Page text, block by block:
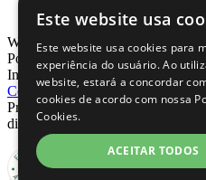
Webcontinental LTDA | Travessa
Porto Alegre - RS - CEP: 90.240-
Inscrição Estadual: 0963171399 |
Conosco|
Proibida reprodução total ou
direitos reservados -
Este website usa
Este website usa cookies para
experiência do usuário. Ao
website, estará a concordar
cookies de acordo com nossa
Cookies.
ACEITAR TODOS